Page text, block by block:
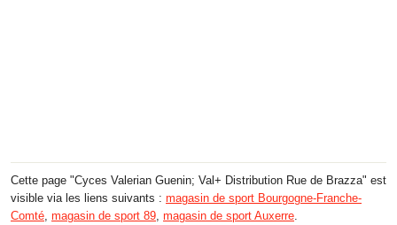
Cette page "Cyces Valerian Guenin; Val+ Distribution Rue de Brazza" est
visible via les liens suivants : magasin de sport Bourgogne-Franche-
Comté, magasin de sport 89, magasin de sport Auxerre.